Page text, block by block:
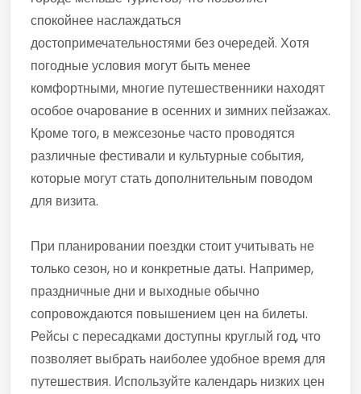
спокойнее наслаждаться
достопримечательностями без очередей. Хотя
погодные условия могут быть менее
комфортными, многие путешественники находят
особое очарование в осенних и зимних пейзажах.
Кроме того, в межсезонье часто проводятся
различные фестивали и культурные события,
которые могут стать дополнительным поводом
для визита.
При планировании поездки стоит учитывать не
только сезон, но и конкретные даты. Например,
праздничные дни и выходные обычно
сопровождаются повышением цен на билеты.
Рейсы с пересадками доступны круглый год, что
позволяет выбрать наиболее удобное время для
путешествия. Используйте календарь низких цен